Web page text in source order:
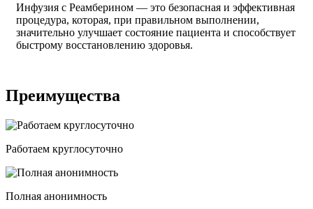
Инфузия с Реамберином — это безопасная и эффективная
процедура, которая, при правильном выполнении,
значительно улучшает состояние пациента и способствует
быстрому восстановлению здоровья.
Преимущества
Работаем круглосуточно
Полная анонимность